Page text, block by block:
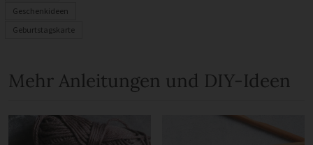
Geschenkideen
Geburtstagskarte
Mehr Anleitungen und DIY-Ideen